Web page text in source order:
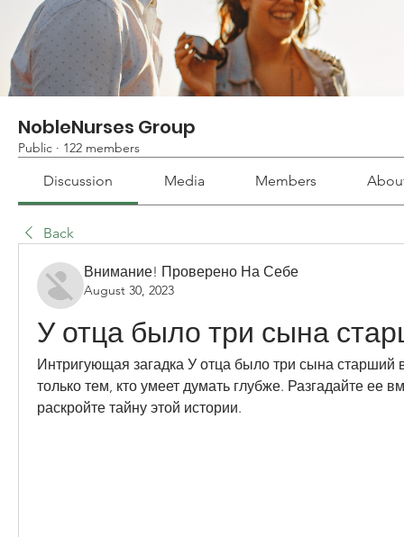
NobleNurses Group
Public · 122 members
Discussion Media Members
Back
Внимание! Проверено На Себе
August 30, 2023
У отца было три сына
Интригующая загадка У отца было три сына старший
только тем, кто умеет думать глубже. Разгадайте ее
раскройте тайну этой истории.